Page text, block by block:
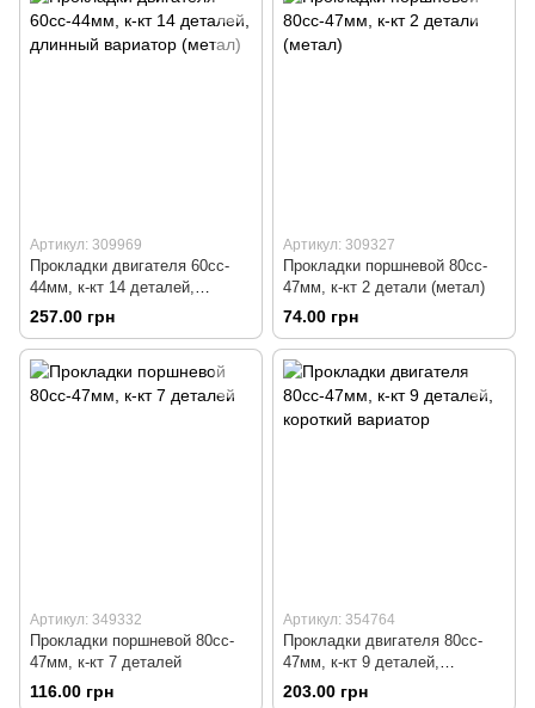
Артикул: 309969
Прокладки двигателя 60cc-
44мм, к-кт 14 деталей,
длинный вариатор (метал)
257.00 грн
Артикул: 309327
Прокладки поршневой 80cc-
47мм, к-кт 2 детали (метал)
74.00 грн
Артикул: 349332
Прокладки поршневой 80cc-
47мм, к-кт 7 деталей
116.00 грн
Артикул: 354764
Прокладки двигателя 80cc-
47мм, к-кт 9 деталей,
короткий вариатор
203.00 грн